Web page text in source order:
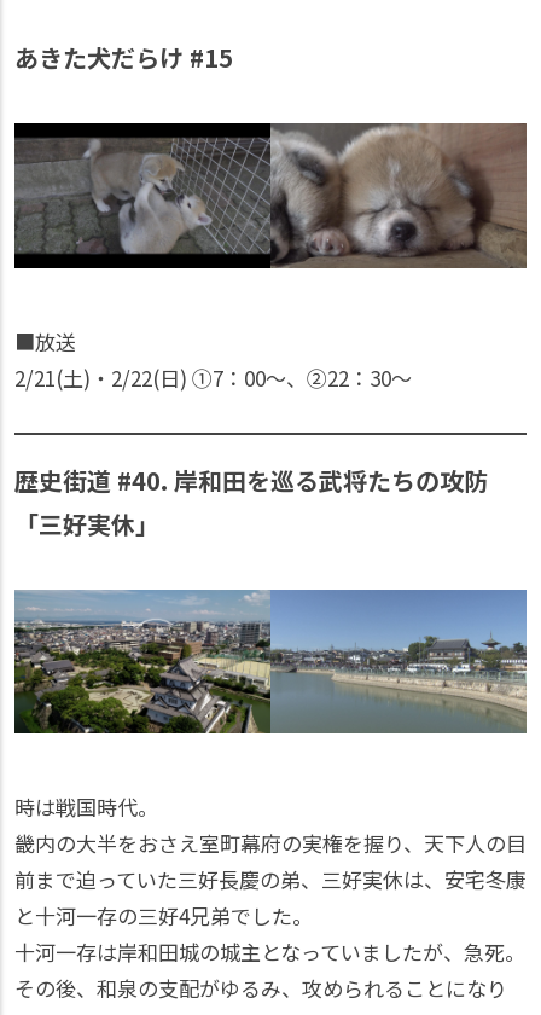
あきた犬だらけ #15
■放送
2/21(土)・2/22(日) ①7：00〜、②22：30〜
歴史街道 #40. 岸和田を巡る武将たちの攻防
「三好実休」
時は戦国時代。
畿内の大半をおさえ室町幕府の実権を握り、天下人の目
前まで迫っていた三好長慶の弟、三好実休は、安宅冬康
と十河一存の三好4兄弟でした。
十河一存は岸和田城の城主となっていましたが、急死。
その後、和泉の支配がゆるみ、攻められることになり